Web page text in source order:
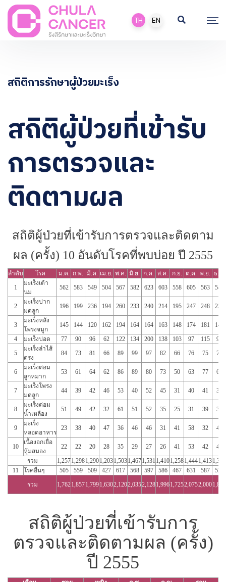
TH EN
สถิติการรักษาผู้ป่วยมะเร็ง
สถิติผู้ป่วยที่เข้ารับ
การตรวจและ
ติดตามผล
สถิติผู้ป่วยที่เข้ารับการตรวจและติดตาม
ผล (ครั้ง) 10 อันดับโรคที่พบบ่อย ปี 2555
ลำดับ โรค ม.ค. ก.พ. มี.ค. เม.ย. พ.ค. มิ.ย. ก.ค. ส.ค. ก.ย. ต.ค. พ.ย.
ธ.ค.
1
มะเร็งเต้า
นม
562 583 549 504 567 582 623 603 558 605 563 549
2
มะเร็งปาก
มดลูก
196 199 236 194 260 233 240 214 195 247 248 232
3
มะเร็งหลัง
โพรงจมูก
145 144 120 162 194 164 164 163 148 174 181
147
4
มะเร็งปอด 77 90 96 62 122 134 200 138 103 97 115
98
5
มะเร็งลำไส้
ตรง
84 73 81 66 89 99 97 82 66 76 75 77
6
มะเร็งต่อม
ลูกหมาก
53 61 64 62 86 89 80 73 50 63 77 64
7
มะเร็งโพรง
มดลูก
44 39 42 46 53 40 52 45 31 40 41 32
8
มะเร็งต่อม
น้ำเหลือง
51 49 42 32 61 51 52 35 25 31 39 36
9
มะเร็ง
หลอดอาหาร
23 38 40 47 36 46 46 31 41 58 32 40
10
เนื้องอกเยื่อ
หุ้มสมอง
22 22 20 28 35 29 27 26 41 53 42
41
รวม
1,2571,2981,2901,2031,5031,4671,531 1,4101,2581,4441,4131,316
11
โรคอื่นๆ 505 559 509 427 617 568 597 586 467 631 587
524
รวม
1,7621,8571,7991,6302,1202,0352,1281,9961,7252,0752,0001,840
สถิติผู้ป่วยที่เข้ารับการ
ตรวจและติดตามผล (ครั้ง)
ปี 2555